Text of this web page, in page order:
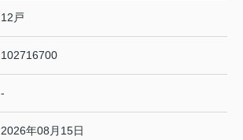
12戸
102716700
-
2026年08月15日